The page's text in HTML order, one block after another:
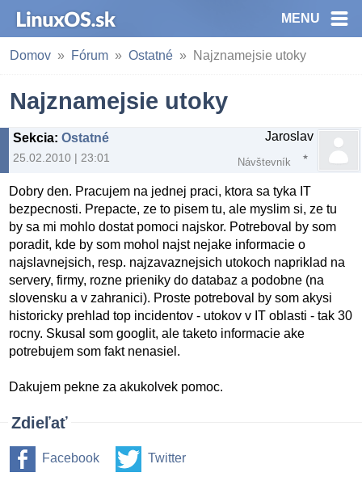
MENU
Domov Fórum Ostatné Najznamejsie utoky
Najznamejsie utoky
Sekcia: Ostatné
25.02.2010 | 23:01
Jaroslav
Návštevník
Dobry den. Pracujem na jednej praci, ktora sa tyka IT
bezpecnosti. Prepacte, ze to pisem tu, ale myslim si, ze tu
by sa mi mohlo dostat pomoci najskor. Potreboval by som
poradit, kde by som mohol najst nejake informacie o
najslavnejsich, resp. najzavaznejsich utokoch napriklad na
servery, firmy, rozne prieniky do databaz a podobne (na
slovensku a v zahranici). Proste potreboval by som akysi
historicky prehlad top incidentov - utokov v IT oblasti - tak 30
rocny. Skusal som googlit, ale taketo informacie ake
potrebujem som fakt nenasiel.
Dakujem pekne za akukolvek pomoc.
Zdieľať
Facebook Twitter